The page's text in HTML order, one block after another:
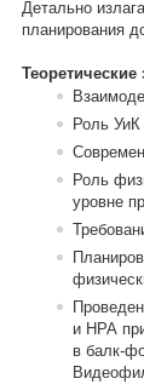
Детально
планирования
Теоретические
Роль УиК
Роль
уровне
и НРА
в балк-